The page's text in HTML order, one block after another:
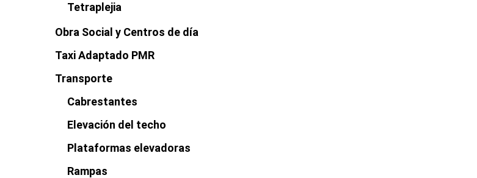
Tetraplejia
Obra Social y Centros de día
Taxi Adaptado PMR
Transporte
Cabrestantes
Elevación del techo
Plataformas elevadoras
Rampas